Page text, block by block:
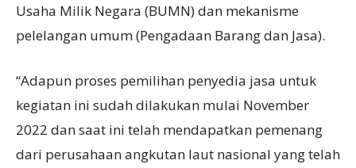
Usaha Milik Negara (BUMN) dan mekanisme
pelelangan umum (Pengadaan Barang dan Jasa).
“Adapun proses pemilihan penyedia jasa untuk
kegiatan ini sudah dilakukan mulai November
2022 dan saat ini telah mendapatkan pemenang
dari perusahaan angkutan laut nasional yang telah